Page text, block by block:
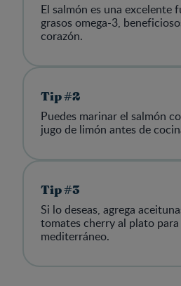
El salmón es una excelente
grasos omega-3,
corazón.
Tip #2
Puedes marinar el salmón
jugo de limón antes de
Tip #3
Si lo deseas, agrega
tomates cherry al plato
mediterráneo.